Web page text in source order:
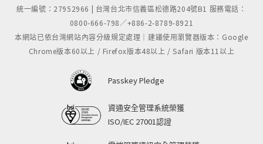
統一編號：27952966 | 台灣台北市信義區松德路204號B1 服務電話：
0800-666-798／+886-2-8789-8921
本網站已依台灣網站內容分級規定處理｜建議使用瀏覽器版本：Google
Chrome版本60以上 / Firefox版本48以上 / Safari 版本11以上
Passkey Pledge
資通安全管理系統榮獲
ISO/IEC 27001認證